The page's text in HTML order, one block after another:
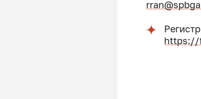
https://